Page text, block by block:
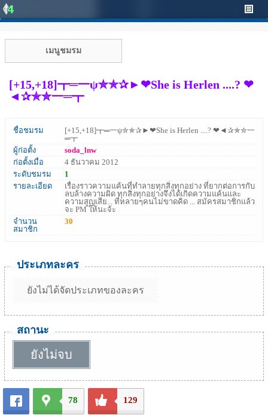
เมนูชมรม
[+15,+18]┳═一ψ✮✯✰►❤She is Herlen ....? ❤
◄✰✯✮一═┳
ชื่อชมรม
[+15,+18]┳═一ψ✮✯✰►❤She is Herlen ....? ❤◄✰✯✮一
═┳
ผู้ก่อตั้ง
soda_lnw
ก่อตั้งเมื่อ
4 ธันวาคม 2012
ระดับชมรม
1
รายละเอียด
เรื่องราวความแค้นที่ทำลายทุกสิ่งทุกอย่าง ที่ยากต่อการกับ
ลบล้างความผิด ทุกสิ่งทุกอย่างจึงได้เกิดความแค้นและ
ความสูญเสีย... ที่หลายๆคนไม่ขาดคิด ... สมัครสมาชิกแล้ว
จะ PM ให้นะจ้ะ
จำนวน
สมาชิก
30
ประเภทละคร
ยังไม่ได้จัดประเภทของละคร
สถานะ
ยังไม่จบ
78 129